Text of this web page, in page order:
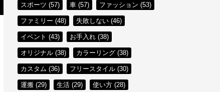
スポーツ (57) 車 (57) ファッション (53)
ファミリー (48) 失敗しない (46)
イベント (43) お手入れ (38)
オリジナル (38) カラーリング (38)
カスタム (36) フリースタイル (30)
運搬 (29) 生活 (29) 使い方 (28)